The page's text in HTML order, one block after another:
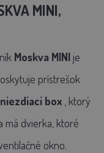
MINI,
Moskva MINI je
prístrešok
box , ktorý
má dvierka, ktoré
okno.